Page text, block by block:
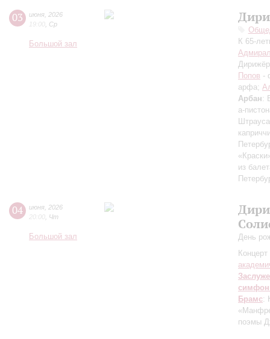
03 июня 2026
19:00 Ср
Большой зал
К 65-
Попов -
арфа;
Арбан:
а-
из
04 июня 2026
20:00 Чт
Большой зал
День
Брамс:
поэмы